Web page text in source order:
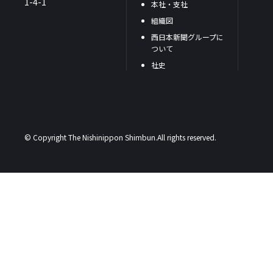
本社・支社
組織図
西日本新聞グループに
ついて
社史
© Copyright The Nishinippon Shimbun.All rights reserved.